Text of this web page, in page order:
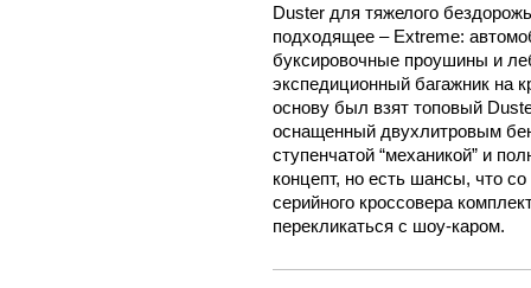
Duster для тяжелого
подходящее – Extreme:
буксировочные проушины и
экспедиционный багажник на
основу был взят топовый
оснащенный двухлитровым
ступенчатой “механикой” и
концепт, но есть шансы, что
серийного кроссовера
перекликаться с шоу-каром.